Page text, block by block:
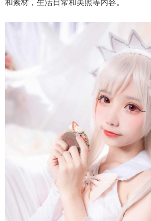
和素材，生活日常和美照等内容。